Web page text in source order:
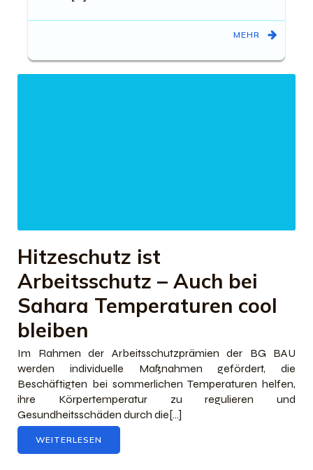
MEHR
Hitzeschutz ist
Arbeitsschutz – Auch bei
Sahara Temperaturen cool
bleiben
Im Rahmen der Arbeitsschutzprämien der BG BAU
werden individuelle Maßnahmen gefördert, die
Beschäftigten bei sommerlichen Temperaturen helfen,
ihre Körpertemperatur zu regulieren und
Gesundheitsschäden durch die[…]
WEITERLESEN